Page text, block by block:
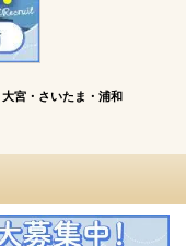
大宮・さいたま・浦和